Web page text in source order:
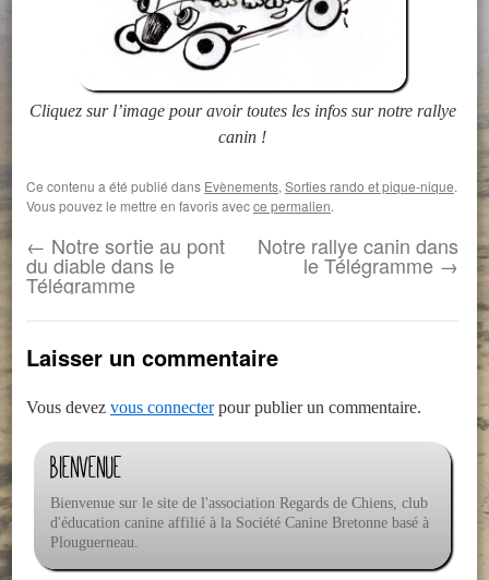
Cliquez sur l’image pour avoir toutes les infos sur notre rallye
canin !
Ce contenu a été publié dans Evènements, Sorties rando et pique-nique.
Vous pouvez le mettre en favoris avecce permalien.
← Notre sortie au pont
du diable dans le
Télégramme
Notre rallye canin dans
le Télégramme →
Laisser un commentaire
Vous devez vous connecterpour publier un commentaire.
Bienvenue
Bienvenue sur le site de l'association Regards de Chiens, club
d'éducation canine affilié à la Société Canine Bretonne basé à
Plouguerneau.